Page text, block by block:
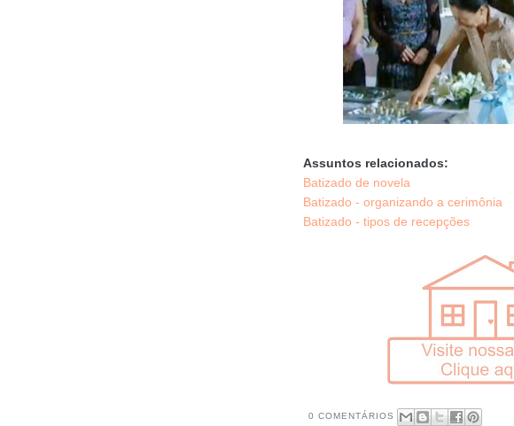
Assuntos relacionados:
Batizado de novela
Batizado - organizando a cerimônia
Batizado - tipos de recepções
0 COMENTÁRIOS